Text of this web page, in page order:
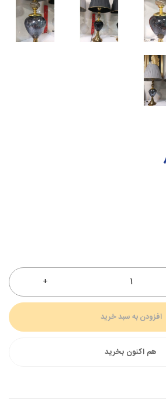
افزودن به سبد خرید
هم اکنون بخرید